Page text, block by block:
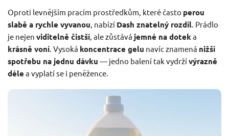
Oproti levnějším pracím prostředkům, které často perou
slabě a rychle vyvanou, nabízí Dash znatelný rozdíl. Prádlo
je nejen viditelně čistší, ale zůstává jemné na doteka
krásně voní. Vysoká koncentrace gelu navíc znamená nižší
spotřebu na jednu dávku — jedno balení tak vydržívýrazně
déle a vyplatí se i peněžence.